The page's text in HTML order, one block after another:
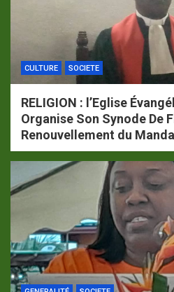
CULTURE SOCIETE
RELIGION : l’Eglise
Organise Son Synode De
Renouvellement du